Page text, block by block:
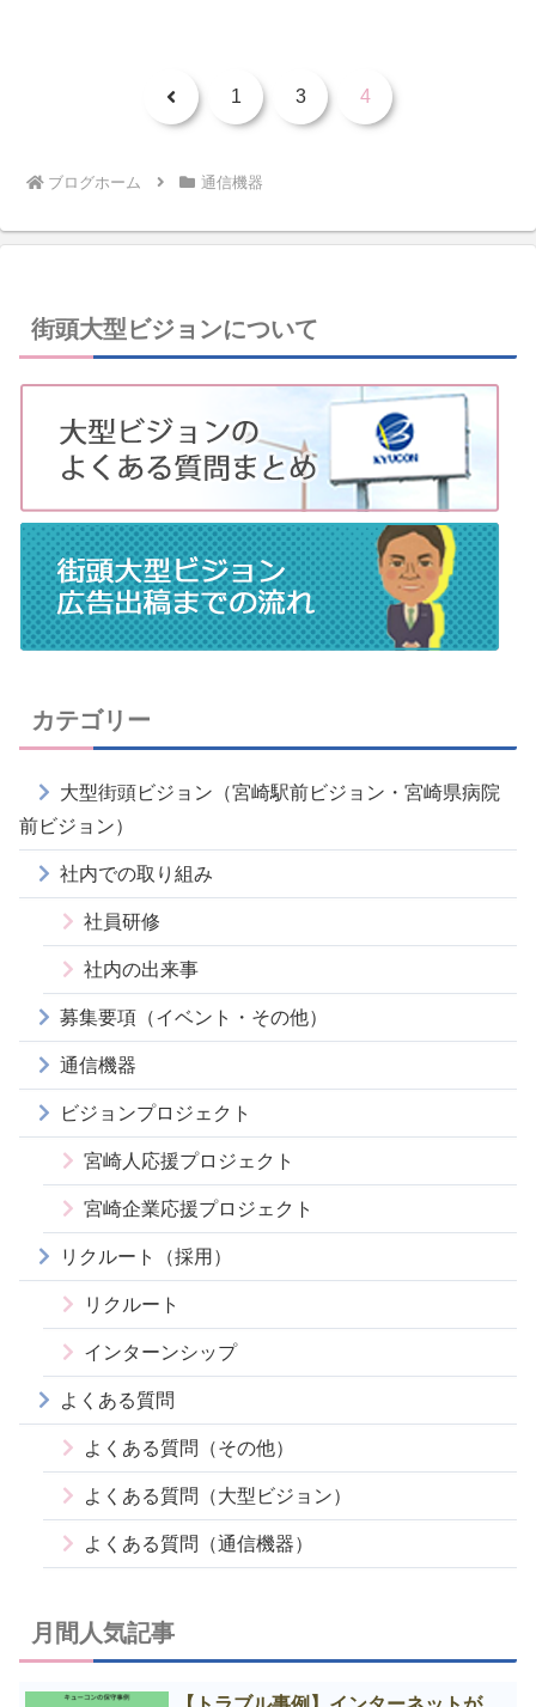
前 1 3 4
ブログホーム 通信機器
街頭大型ビジョンについて
カテゴリー
大型街頭ビジョン（宮崎駅前ビジョン・宮崎県病院
前ビジョン）
社内での取り組み
社員研修
社内の出来事
募集要項（イベント・その他）
通信機器
ビジョンプロジェクト
宮崎人応援プロジェクト
宮崎企業応援プロジェクト
リクルート（採用）
リクルート
インターンシップ
よくある質問
よくある質問（その他）
よくある質問（大型ビジョン）
よくある質問（通信機器）
月間人気記事